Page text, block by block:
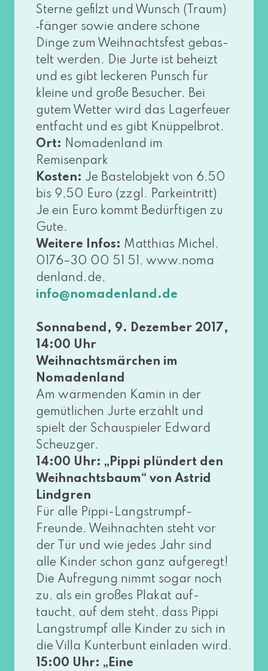
Sterne gefilzt und Wunsch (Traum)
‑fän­ger sowie ande­re schö­ne
Dinge zum Weihnachtsfest gebas­
telt wer­den. Die Jurte ist beheizt
und es gibt lecke­ren Punsch für
klei­ne und gro­ße Besucher. Bei
gutem Wetter wird das Lagerfeuer
ent­facht und es gibt Knüppelbrot.
Ort: Nomadenland im
Remisenpark
Kosten: Je Bastelobjekt von 6,50
bis 9,50 Euro (zzgl. Parkeintritt)
Je ein Euro kommt Bedürftigen zu
Gute.
Weitere Infos: Matthias Michel,
0176–30 00 51 51, www​.noma​
den​land​.de,
info@​nomadenland.​de
Sonnabend, 9. Dezember 2017,
14:00 Uhr
Weihnachtsmärchen im
Nomadenland
Am wär­men­den Kamin in der
gemüt­li­chen Jurte erzählt und
spielt der Schauspieler Edward
Scheuzger.
14:00 Uhr: „Pippi plün­dert den
Weihnachtsbaum“ von Astrid
Lindgren
Für alle Pippi-Langstrumpf-
Freunde. Weihnachten steht vor
der Tür und wie jedes Jahr sind
alle Kinder schon ganz auf­ge­regt!
Die Aufregung nimmt sogar noch
zu, als ein gro­ßes Plakat auf­
taucht, auf dem steht, dass Pippi
Langstrumpf alle Kinder zu sich in
die Villa Kunterbunt ein­la­den wird.
15:00 Uhr: „Eine